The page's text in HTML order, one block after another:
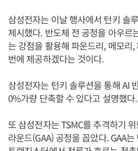
삼성전자는 이날 행사에서 턴키 솔
제시했다. 반도체 전 공정을 아우르
는 강점을 활용해 파운드리, 메모리
번에 제공하겠다는 것이다.
삼성전자는 턴키 솔루션을 통해 AI
0%가량 단축할 수 있다고 설명했다.
또 삼성전자는 TSMC를 추격하기
라운드(GAA) 공정을 꼽았다. GAA